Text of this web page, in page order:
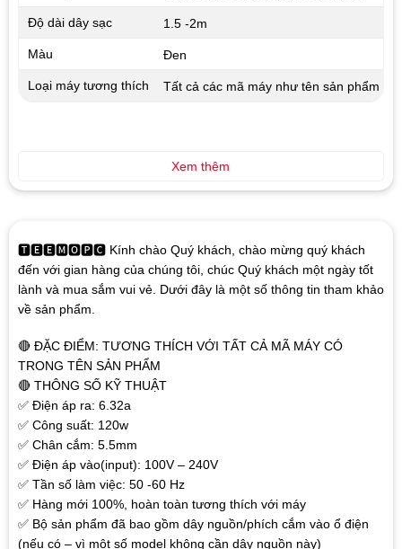
🆃🅴🅴🅼🅾🅿🅲 Kính chào Quý khách, chào mừng quý khách
đến với gian hàng của chúng tôi, chúc Quý khách một ngày tốt
lành và mua sắm vui vẻ. Dưới đây là một số thông tin tham khảo
về sản phẩm.
🔴 ĐẶC ĐIỂM: TƯƠNG THÍCH VỚI TẤT CẢ MÃ MÁY CÓ
TRONG TÊN SẢN PHẨM
🔴 THÔNG SỐ KỸ THUẬT
✅ Điện áp ra: 6.32a
✅ Công suất: 120w
✅ Chân cắm: 5.5mm
✅ Điện áp vào(input): 100V – 240V
✅ Tần số làm việc: 50 -60 Hz
✅ Hàng mới 100%, hoàn toàn tương thích với máy
✅ Bộ sản phẩm đã bao gồm dây nguồn/phích cắm vào ổ điện
(nếu có – vì một số model không cần dây nguồn này)
Độ dài dây sạc 1.5 -2m
Màu Đen
Loại máy tương thích Tất cả các mã máy như tên sản phẩm
Xem thêm